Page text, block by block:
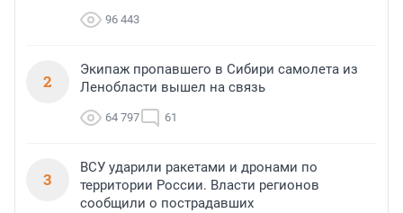
96 443
2
Экипаж пропавшего в Сибири самолета из
Ленобласти вышел на связь
64 797 61
3
ВСУ ударили ракетами и дронами по
территории России. Власти регионов
сообщили о пострадавших